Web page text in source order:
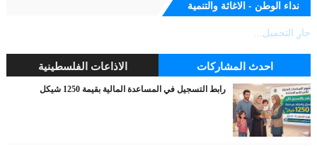
نداء الوطن - الاغاثة والتنمية
جارٍ التحميل...
احدث المشاركات الاذاعات الفلسطينية
رابط التسجيل في المساعدة المالية بقيمة 1250 شيكل